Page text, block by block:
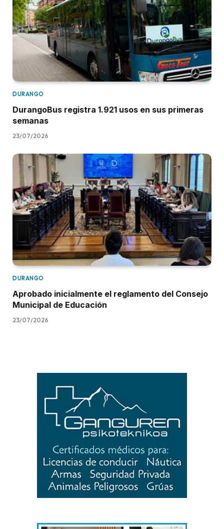
DURANGO
DurangoBus registra 1.921 usos en sus primeras
semanas
23/07/2026
DURANGO
Aprobado inicialmente el reglamento del Consejo
Municipal de Educación
23/07/2026